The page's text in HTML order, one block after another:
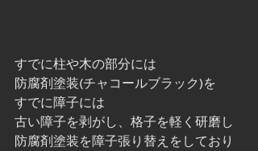
すでに柱や木の部分には
防腐剤塗装(チャコールブラック)を
すでに障子には
古い障子を剥がし、格子を軽く研磨し
防腐剤塗装を障子張り替えをしており